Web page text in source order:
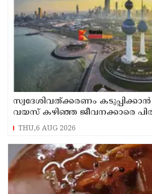
സ്വദേശിവത്ക്കരണം
വയസ് കഴിഞ്ഞ ജീവനക്കാരെ
തീരുമാനം
THU,6 AUG 2026